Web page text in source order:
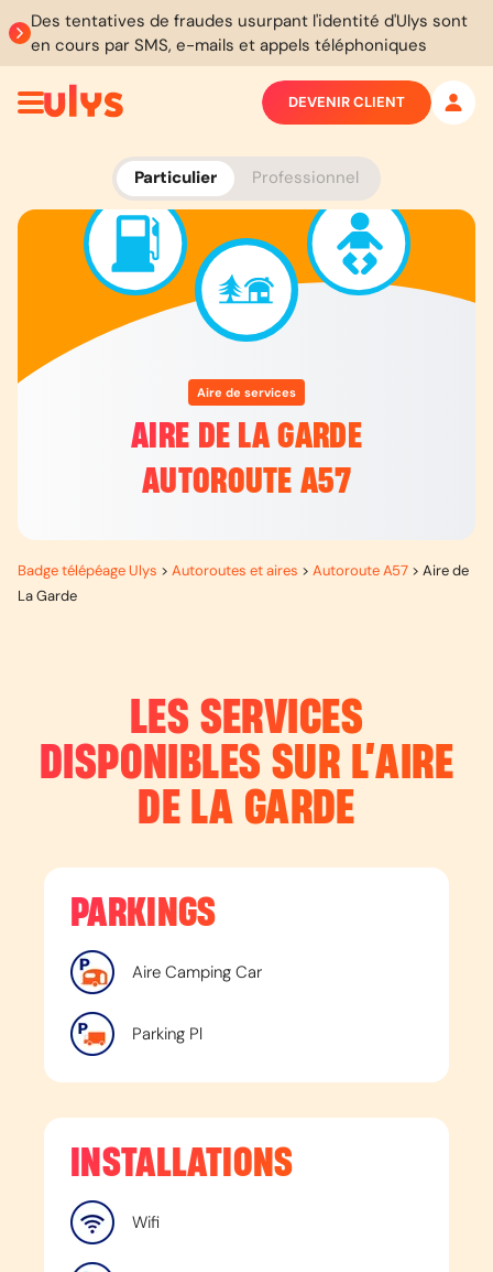
Des tentatives de fraudes usurpant l'identité d'Ulys sont
en cours par SMS, e-mails et appels téléphoniques
Particulier Professionnel
DEVENIR CLIENT
Aire de services
AIRE DE LA GARDE
AUTOROUTE A57
Badge télépéage Ulys > Autoroutes et aires > Autoroute A57 > Aire de
La Garde
LES SERVICES
DISPONIBLES SUR L’AIRE
DE LA GARDE
PARKINGS
Aire Camping Car
Parking Pl
INSTALLATIONS
Wifi